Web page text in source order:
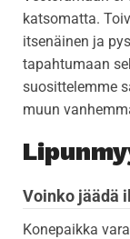
katsomatta.
itsenäinen ja
tapahtumaan
suosittelemme
muun
Voinko jäädä
Konepaikka